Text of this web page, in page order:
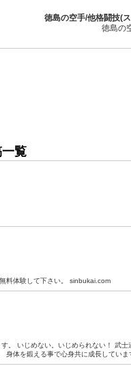
徳島の空手/他格闘技(
徳島の
覧
料体験して下さい。 sinbukai.com
。 いじめない。いじめられない！ 武士
体を鍛える事で心身共に成長していま